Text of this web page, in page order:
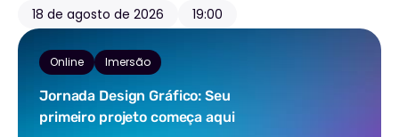
18 de agosto de 2026 19:00
Online Imersão
Jornada Design Gráfico: Seu
primeiro projeto começa aqui